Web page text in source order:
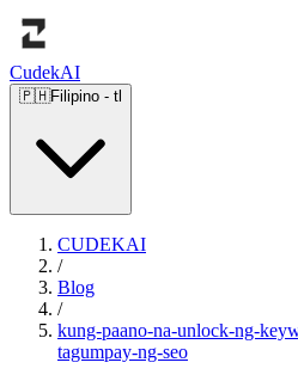
CudekAI
🇵🇭Filipino - tl
CUDEKAI
/
Blog
/
kung-paano-na-unlock-ng-
tagumpay-ng-seo